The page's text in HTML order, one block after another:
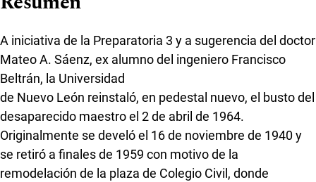
A iniciativa de la Preparatoria 3 y a sugerencia del doctor
Mateo A. Sáenz, ex alumno del ingeniero Francisco
Beltrán, la Universidad
de Nuevo León reinstaló, en pedestal nuevo, el busto del
desaparecido maestro el 2 de abril de 1964.
Originalmente se develó el 16 de noviembre de 1940 y
se retiró a finales de 1959 con motivo de la
remodelación de la plaza de Colegio Civil, donde